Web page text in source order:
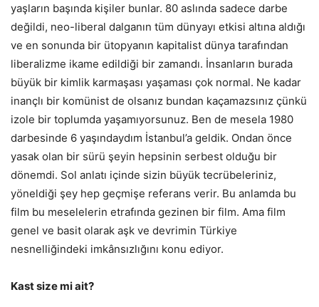
yaşların başında kişiler bunlar. 80 aslında sadece darbe
değildi, neo-liberal dalganın tüm dünyayı etkisi altına aldığı
ve en sonunda bir ütopyanın kapitalist dünya tarafından
liberalizme ikame edildiği bir zamandı. İnsanların burada
büyük bir kimlik karmaşası yaşaması çok normal. Ne kadar
inançlı bir komünist de olsanız bundan kaçamazsınız çünkü
izole bir toplumda yaşamıyorsunuz. Ben de mesela 1980
darbesinde 6 yaşındaydım İstanbul’a geldik. Ondan önce
yasak olan bir sürü şeyin hepsinin serbest olduğu bir
dönemdi. Sol anlatı içinde sizin büyük tecrübeleriniz,
yöneldiği şey hep geçmişe referans verir. Bu anlamda bu
film bu meselelerin etrafında gezinen bir film. Ama film
genel ve basit olarak aşk ve devrimin Türkiye
nesnelliğindeki imkânsızlığını konu ediyor.
Kast size mi ait?